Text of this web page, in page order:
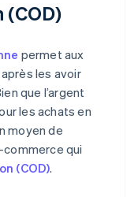
(COD)
permet aux
les avoir
que l’argent
les achats en
moyen de
commerce qui
(COD).